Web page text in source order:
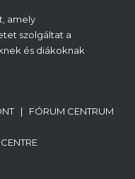
amely
szolgáltat a
és diákoknak
| FÓRUM CENTRUM